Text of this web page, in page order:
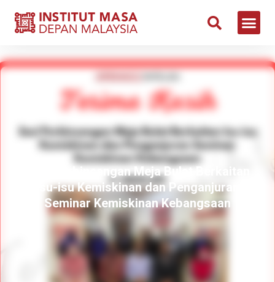
Sesi Perbincangan Meja Bulat Berkaitan
Isu-isu Kemiskinan dan Penganjuran
Seminar Kemiskinan Kebangsaan